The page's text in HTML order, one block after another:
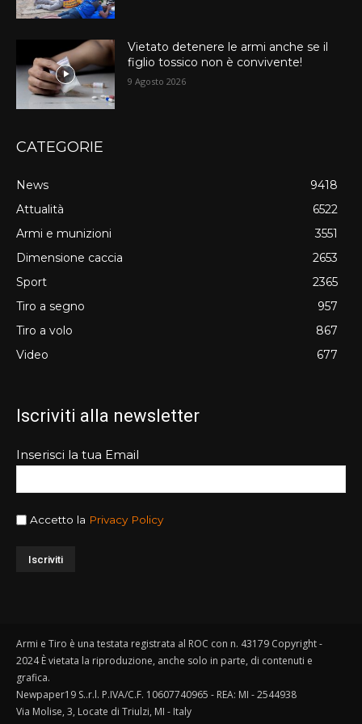
Vietato detenere le armi anche se il
figlio tossico non è convivente!
9 Agosto 2026
CATEGORIE
News
9418
Attualità
6522
Armi e munizioni
3551
Dimensione caccia
2653
Sport
2365
Tiro a segno
957
Tiro a volo
867
Video
677
Iscriviti alla newsletter
Inserisci la tua Email
Accetto la Privacy Policy
Armi e Tiro è una testata registrata al ROC con n. 43179 Copyright -
2024 È vietata la riproduzione, anche solo in parte, di contenuti e
grafica.
Newpaper19 S..r.l. P.IVA/C.F. 10607740965 - REA: MI - 2544938
Via Molise, 3, Locate di Triulzi, MI - Italy